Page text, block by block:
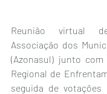
Reunião virtual
Associação dos
(Azonasul) junto
Regional de
seguida de